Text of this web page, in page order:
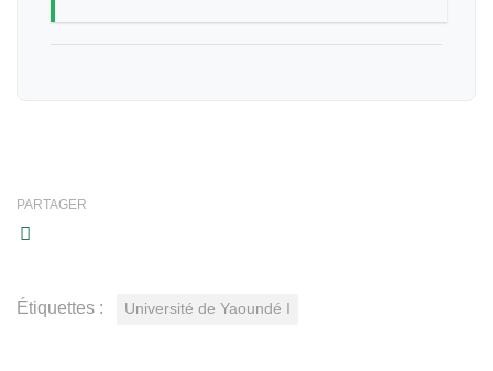
PARTAGER
Étiquettes : Université de Yaoundé I